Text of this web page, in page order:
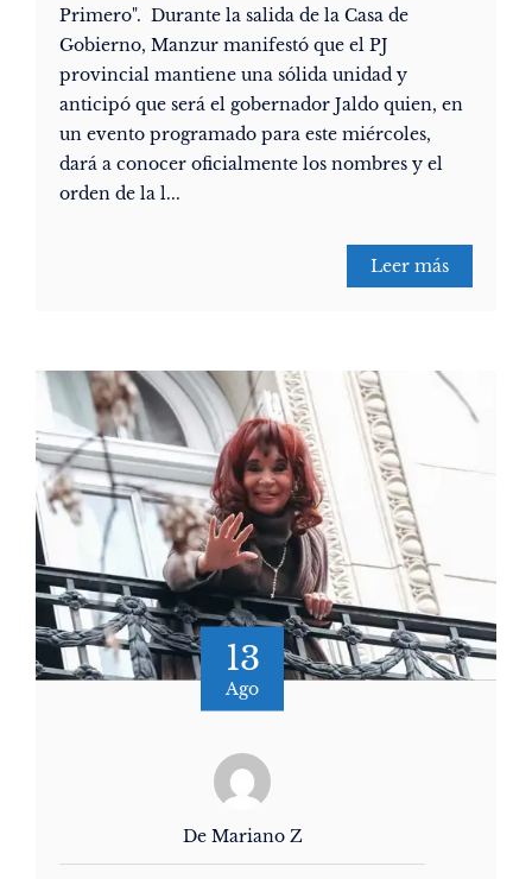
Primero". Durante la salida de la Casa de
Gobierno, Manzur manifestó que el PJ
provincial mantiene una sólida unidad y
anticipó que será el gobernador Jaldo quien, en
un evento programado para este miércoles,
dará a conocer oficialmente los nombres y el
orden de la l...
Leer más
13
Ago
De Mariano Z